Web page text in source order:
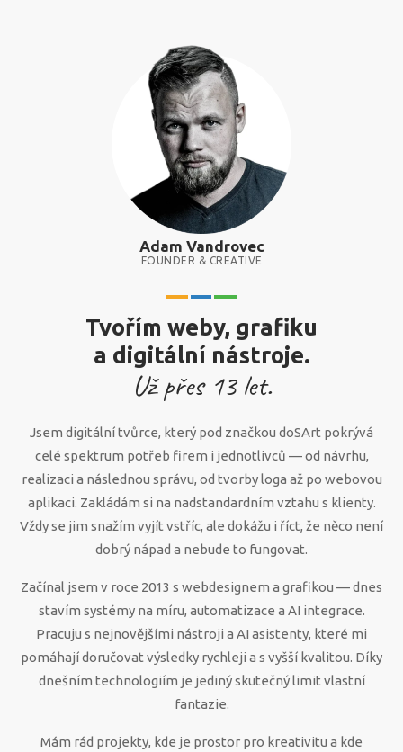
Adam Vandrovec
FOUNDER & CREATIVE
Tvořím weby, grafiku
a digitální nástroje.
Už přes 13let.
Jsem digitální tvůrce, který pod značkou doSArt pokrývá
celé spektrum potřeb firem i jednotlivců — od návrhu,
realizaci a následnou správu, od tvorby loga až po webovou
aplikaci. Zakládám si na nadstandardním vztahu s klienty.
Vždy se jim snažím vyjít vstříc, ale dokážu i říct, že něco není
dobrý nápad a nebude to fungovat.
Začínal jsem v roce 2013 s webdesignem a grafikou — dnes
stavím systémy na míru, automatizace a AI integrace.
Pracuju s nejnovějšími nástroji a AI asistenty, které mi
pomáhají doručovat výsledky rychleji a s vyšší kvalitou. Díky
dnešním technologiím je jediný skutečný limit vlastní
fantazie.
Mám rád projekty, kde je prostor pro kreativitu a kde